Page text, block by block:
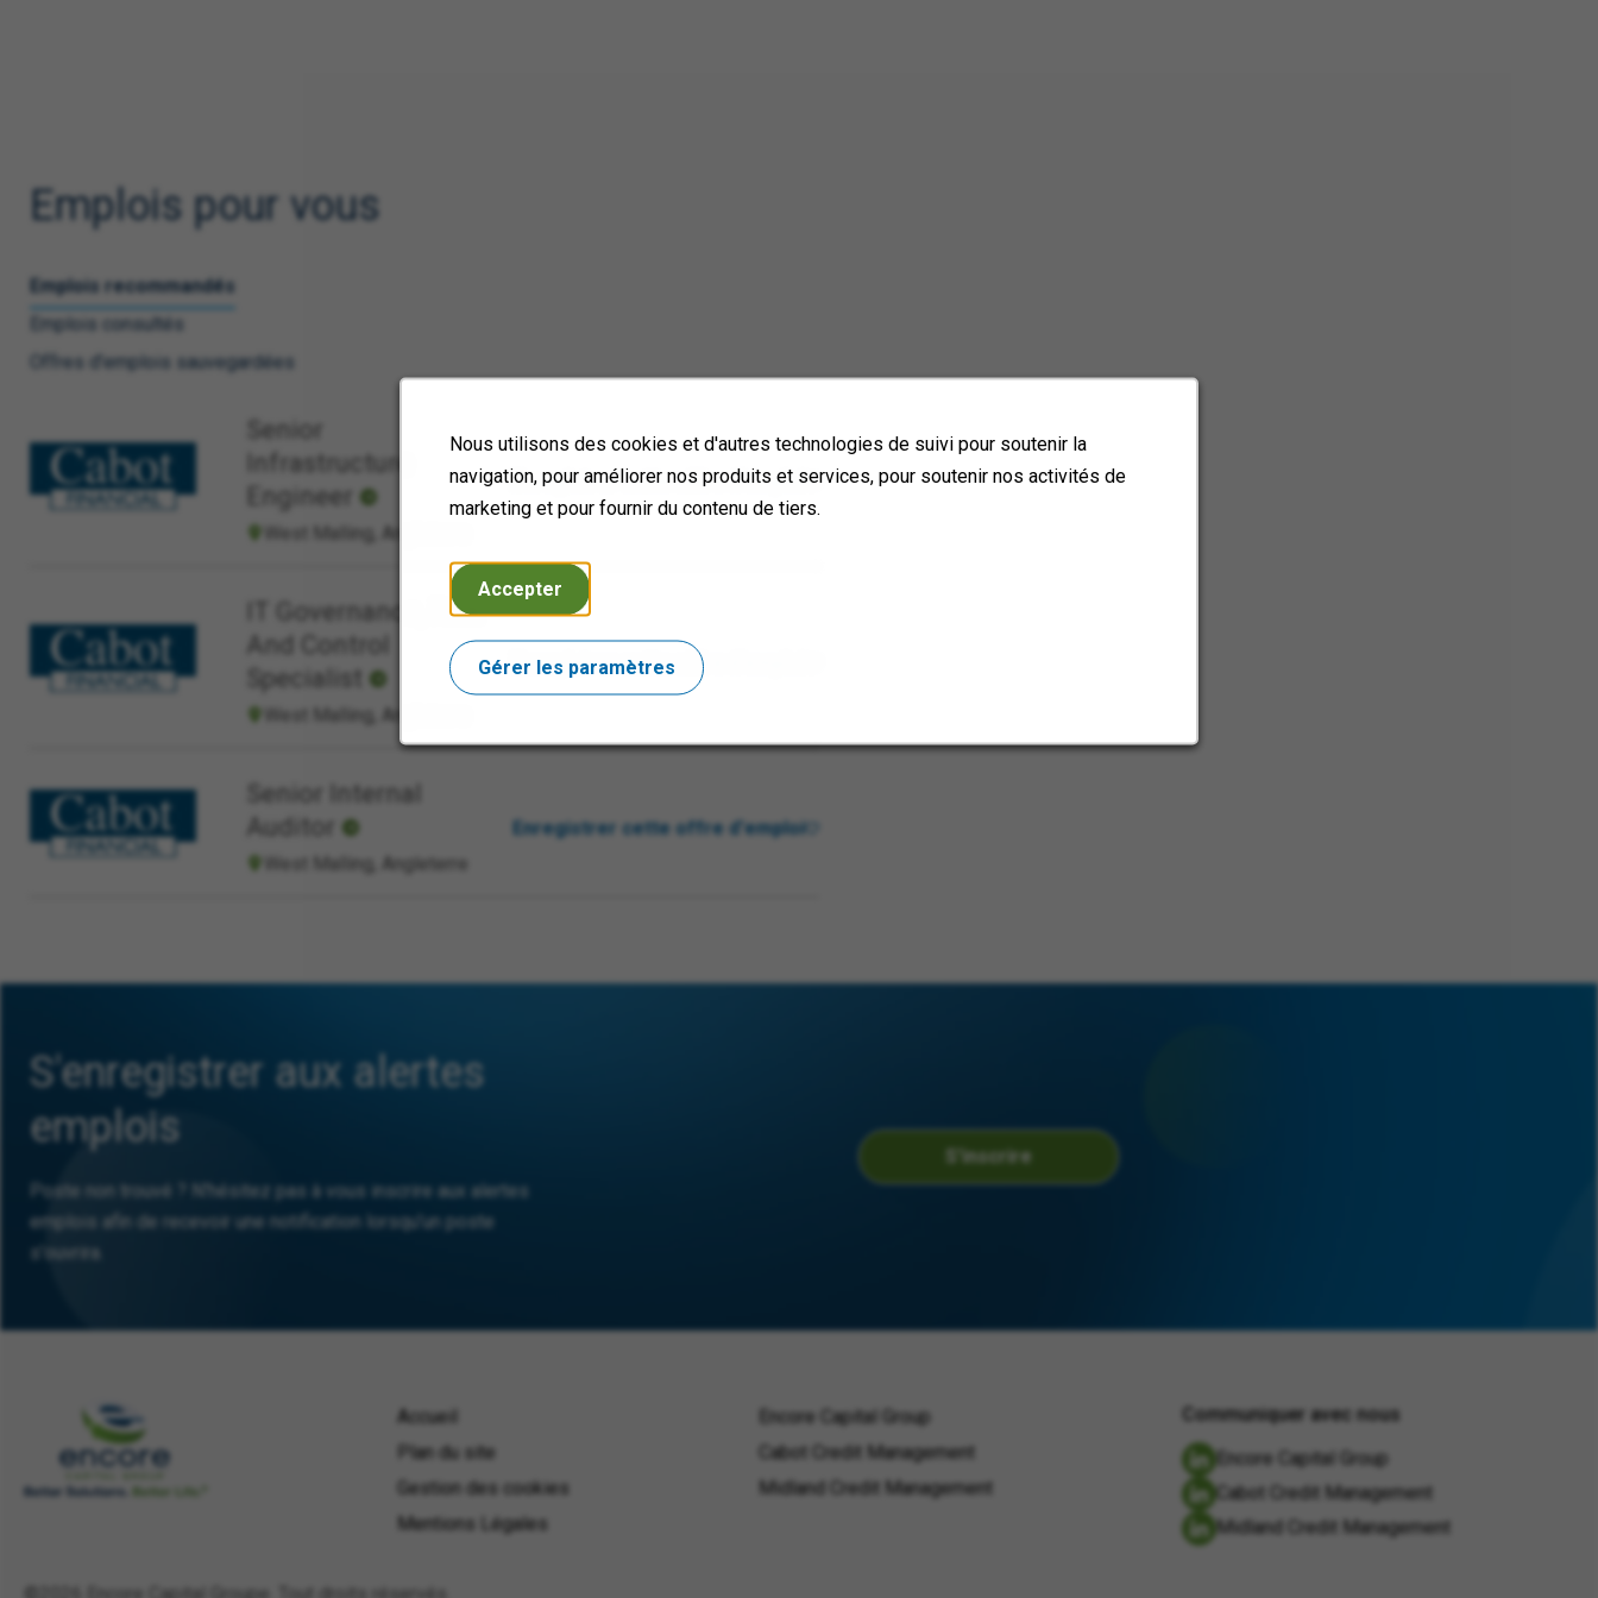
Nous utilisons des cookies et d'autres technologies de suivi pour soutenir la
navigation, pour améliorer nos produits et services, pour soutenir nos activités de
marketing et pour fournir du contenu de tiers.
Accepter
Gérer les paramètres
Emplois pour vous
Emplois recommandés
Emplois consultés
Offres d'emplois sauvegardées
Senior
Infrastructure
Engineer
West Malling, Angleterre
Enregistrer cette offre d'emploi
IT Governance, Risk
And Control
Specialist
West Malling, Angleterre
Enregistrer cette offre d'emploi
Senior Internal
Auditor
West Malling, Angleterre
Enregistrer cette offre d'emploi
S'enregistrer aux alertes
emplois
Poste non trouvé ? N'hésitez pas à vous inscrire aux alertes
emplois afin de recevoir une notification lorsqu'un poste
s'ouvrira.
S'inscrire
Accueil
Plan du site
Gestion des cookies
Mentions Légales
Encore Capital Group
Cabot Credit Management
Midland Credit Management
Communiquer avec nous
Encore Capital Group
Cabot Credit Management
Midland Credit Management
©2026 Encore Capital Groupe. Tout droits réservés.